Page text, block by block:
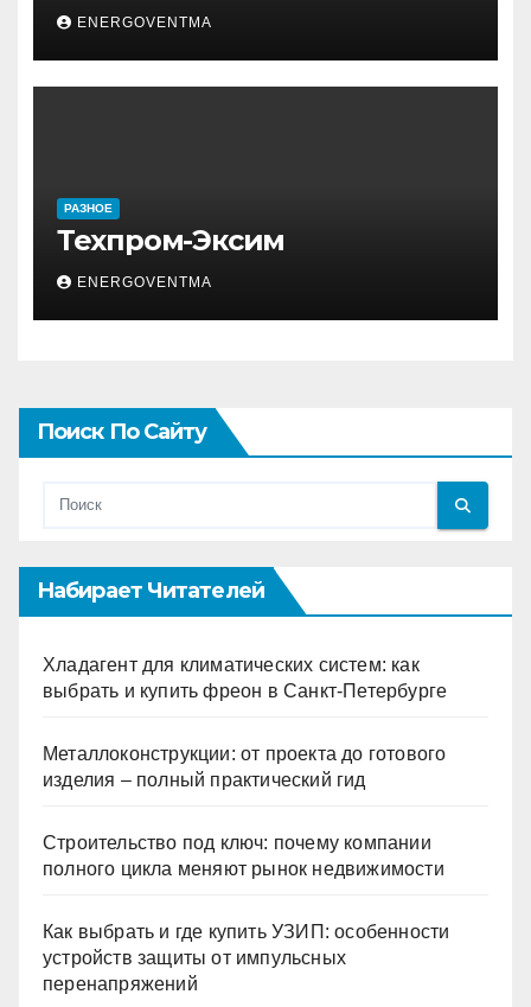
ENERGOVENTMA
РАЗНОЕ
Техпром-Эксим
ENERGOVENTMA
Поиск По Сайту
Набирает Читателей
Хладагент для климатических систем: как
выбрать и купить фреон в Санкт-Петербурге
Металлоконструкции: от проекта до готового
изделия – полный практический гид
Строительство под ключ: почему компании
полного цикла меняют рынок недвижимости
Как выбрать и где купить УЗИП: особенности
устройств защиты от импульсных
перенапряжений